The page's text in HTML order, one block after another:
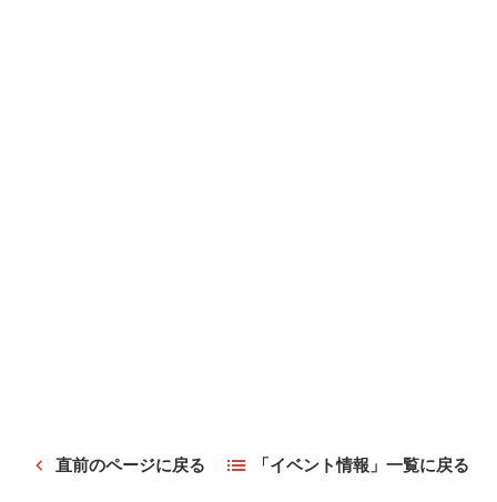
直前のページに戻る 「イベント情報」一覧に戻る